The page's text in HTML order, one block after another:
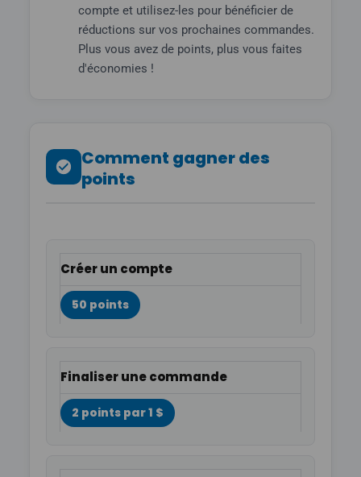
compte et utilisez-les pour bénéficier de
réductions sur vos prochaines commandes.
Plus vous avez de points, plus vous faites
d'économies !
Comment gagner des
points
Créer un compte
50 points
Finaliser une commande
2 points par 1 $